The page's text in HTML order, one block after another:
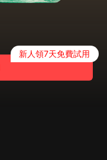
新人領7天免費試用